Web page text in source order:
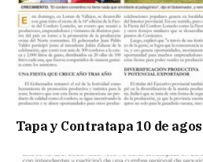
Tapa y Contratapa 10 de